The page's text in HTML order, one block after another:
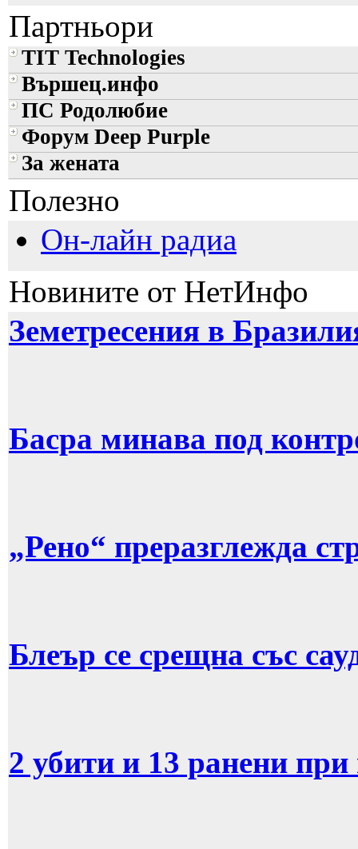
Партньори
TIT Technologies
Вършец.инфо
ПС Родолюбие
Форум Deep Purple
За жената
Полезно
Он-лайн радиа
Новините от НетИнфо
Земетресения в
Басра минава под
„Рено“ преразглежда
Блеър се срещна със
2 убити и 13 ранени при